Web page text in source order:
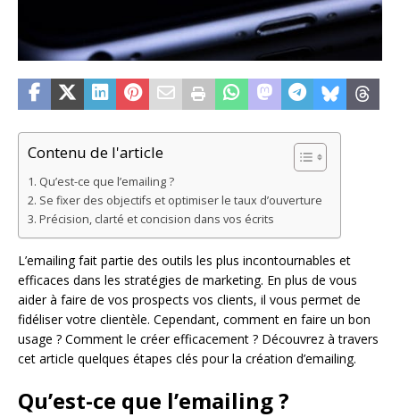
Contenu de l'article
Qu’est-ce que l’emailing ?
Se fixer des objectifs et optimiser le taux d’ouverture
Précision, clarté et concision dans vos écrits
L’emailing fait partie des outils les plus incontournables et
efficaces dans les stratégies de marketing. En plus de vous
aider à faire de vos prospects vos clients, il vous permet de
fidéliser votre clientèle. Cependant, comment en faire un bon
usage ? Comment le créer efficacement ? Découvrez à travers
cet article quelques étapes clés pour la création d’emailing.
Qu’est-ce que l’emailing ?